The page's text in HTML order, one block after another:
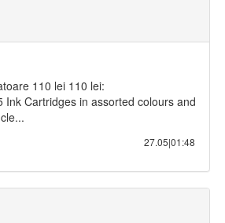
110 lei 110 lei:
Cartridges in assorted colours and
27.05|01:48